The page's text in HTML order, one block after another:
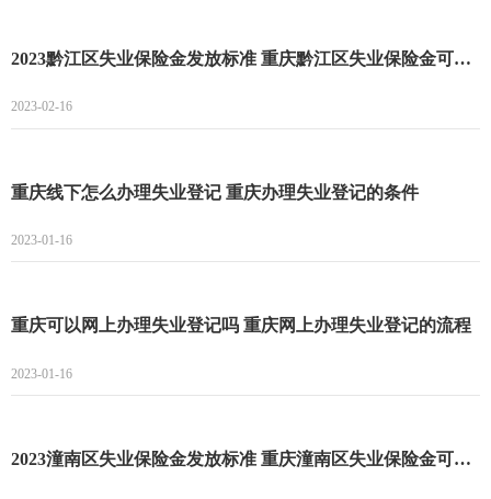
2023黔江区失业保险金发放标准 重庆黔江区失业保险金可以领多久
2023-02-16
重庆线下怎么办理失业登记 重庆办理失业登记的条件
2023-01-16
重庆可以网上办理失业登记吗 重庆网上办理失业登记的流程
2023-01-16
2023潼南区失业保险金发放标准 重庆潼南区失业保险金可以领多久